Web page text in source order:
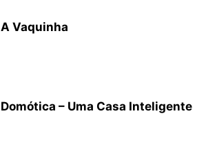
A Vaquinha
Domótica – Uma Casa Inteligente